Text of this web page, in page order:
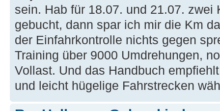
sein. Hab für 18.07. und 21.07. zwei
gebucht, dann spar ich mir die Km
der Einfahrkontrolle nichts gegen
Training über 9000 Umdrehungen,
Vollast. Und das Handbuch
und leicht hügelige Fahrstrecken